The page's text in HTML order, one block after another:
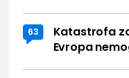
63
Katastrofa
Evropa